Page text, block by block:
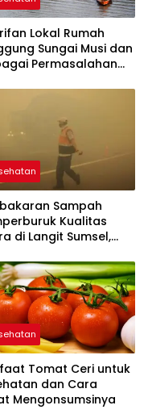
Lokal Rumah
Sungai Musi dan
Permasalahan
Sampah
Kualitas
di Langit Sumsel,
Tanpa
Tomat Ceri untuk
dan Cara
Mengonsumsinya